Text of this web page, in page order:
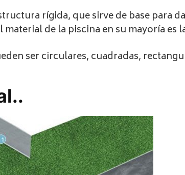
rígida, que sirve de base para
de la piscina en su mayoría es
ser circulares, cuadradas,